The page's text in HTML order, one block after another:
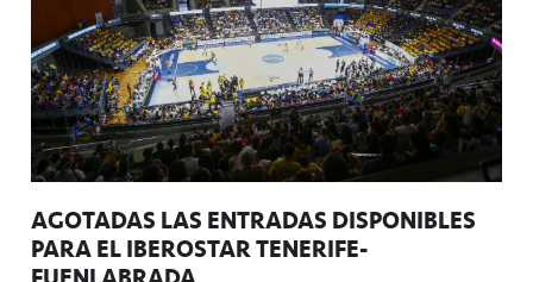
AGOTADAS LAS ENTRADAS DISPONIBLES
PARA EL IBEROSTAR TENERIFE-